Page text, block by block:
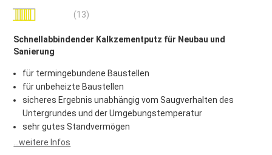
Bewertung: (13)
Schnellabbindender Kalkzementputz für Neubau und
Sanierung
für termingebundene Baustellen
für unbeheizte Baustellen
sicheres Ergebnis unabhängig vom Saugverhalten des
Untergrundes und der Umgebungstemperatur
sehr gutes Standvermögen
...weitere Infos